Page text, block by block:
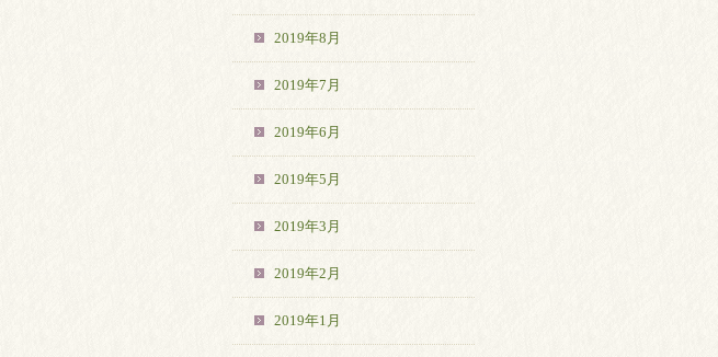
2019年8月
2019年7月
2019年6月
2019年5月
2019年3月
2019年2月
2019年1月